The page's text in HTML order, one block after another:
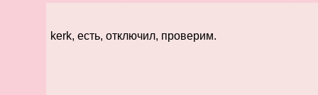
kerk, есть, отключил, проверим.